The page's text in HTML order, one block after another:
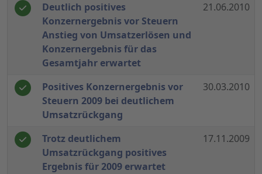
Deutlich positives
Konzernergebnis vor Steuern
Anstieg von Umsatzerlösen und
Konzernergebnis für das
Gesamtjahr erwartet
21.06.2010
Positives Konzernergebnis vor
Steuern 2009 bei deutlichem
Umsatzrückgang
30.03.2010
Trotz deutlichem
Umsatzrückgang positives
Ergebnis für 2009 erwartet
17.11.2009